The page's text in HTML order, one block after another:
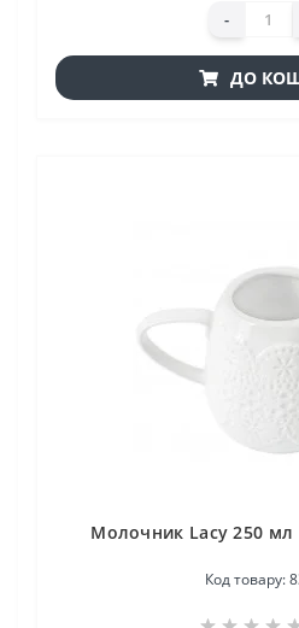
-
ДО
Молочник Lacy 250 мл
Код товару: